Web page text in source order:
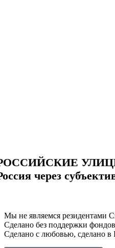
через
Мы не являемся резидентами
Сделано без поддержки
Сделано с любовью, сделано в